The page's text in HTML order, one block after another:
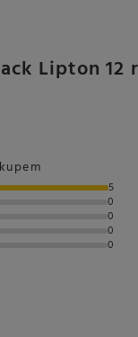
Lipton 12
5
0
0
0
0